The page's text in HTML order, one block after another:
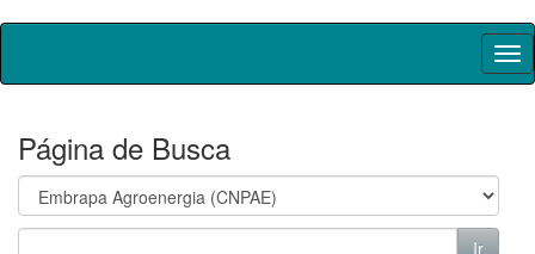
Skip
Página de Busca